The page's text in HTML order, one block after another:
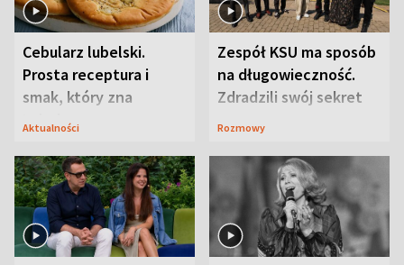
Cebularz lubelski.
Prosta receptura i
smak, który zna
Lubelszczyzna
Aktualności
Zespół KSU ma sposób
na długowieczność.
Zdradzili swój sekret
Rozmowy